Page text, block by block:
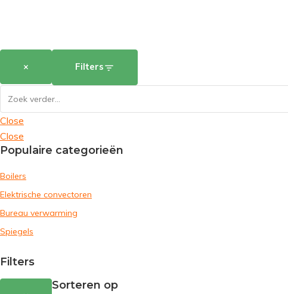
× Filters
Close
Close
Populaire categorieën
Boilers
Elektrische convectoren
Bureau verwarming
Spiegels
Filters
Sorteren op